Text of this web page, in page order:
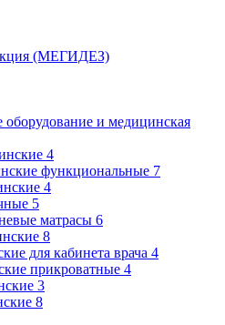
(МЕГИДЕЗ)
и медицинская
4
функциональные 7
4
5
матрасы 6
8
для кабинета врача 4
прикроватные 4
3
8